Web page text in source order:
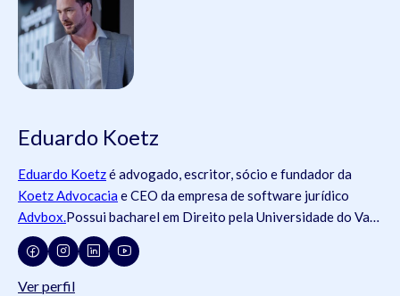
Eduardo Koetz
Eduardo Koetzé advogado, escritor, sócio e fundador da
Koetz Advocacia e CEO da empresa de software jurídico
Advbox.Possui bacharel em Direito pela Universidade do Vale
do Rio dos Sinos (Unisinos
dos Advogados do Brasil
73.409, OAB/PR 72.951, OAB/SP 435.266, OAB/MG
Ver perfil